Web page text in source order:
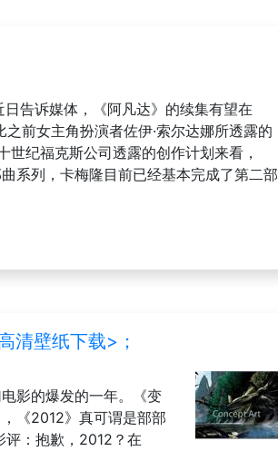
日告诉媒体，《阿凡达》的续集有望在
前女主角扮演者佐伊·索尔达娜所透露的
纪福克斯公司透露的创作计划来看，
系列，卡梅隆目前已经基本完成了第二部
清壁纸下载>；
影的爆发的一年。《变
《2012》真可谓是部部
评：抱歉，2012？在